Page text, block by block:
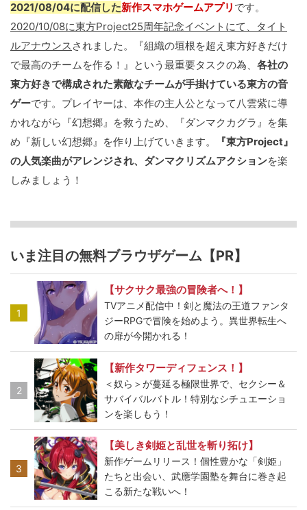
2021/08/04に配信した新作スマホゲームアプリ です。
2020/10/08に東方Project25周年記念イベントにて、タイト
ルアナウンス されました。『組織の垣根を超え東方好きだけ
で最高のチームを作る！』という最重要タスクの為、 各社の
東方好きで構成された素敵なチームが手掛けている東方の音
ゲーです。プレイヤーは、本作の主人公となって八雲紫に導
かれながら『幻想郷』を救うため、『ダンマクカグラ』を集
め『新しい幻想郷』を作り上げていきます。
『東方Project』
の人気楽曲がアレンジされ、ダンマクリズムアクションを楽
しみましょう！
いま注目の無料ブラウザゲーム【PR】
1
【サクサク最強の冒険者へ！】
TVアニメ配信中！剣と魔法の王道ファンタ
ジーRPGで冒険を始めよう。異世界転生へ
の扉が今開かれる！
2
【新作タワーディフェンス！】
＜奴ら＞が蔓延る極限世界で、セクシー＆
サバイバルバトル！特別なシチュエーショ
ンを楽しもう！
3
【美しき剣姫と乱世を斬り拓け】
新作ゲームリリース！個性豊かな「剣姫」
たちと出会い、武應学園塾を舞台に巻き起
こる新たな戦いへ！